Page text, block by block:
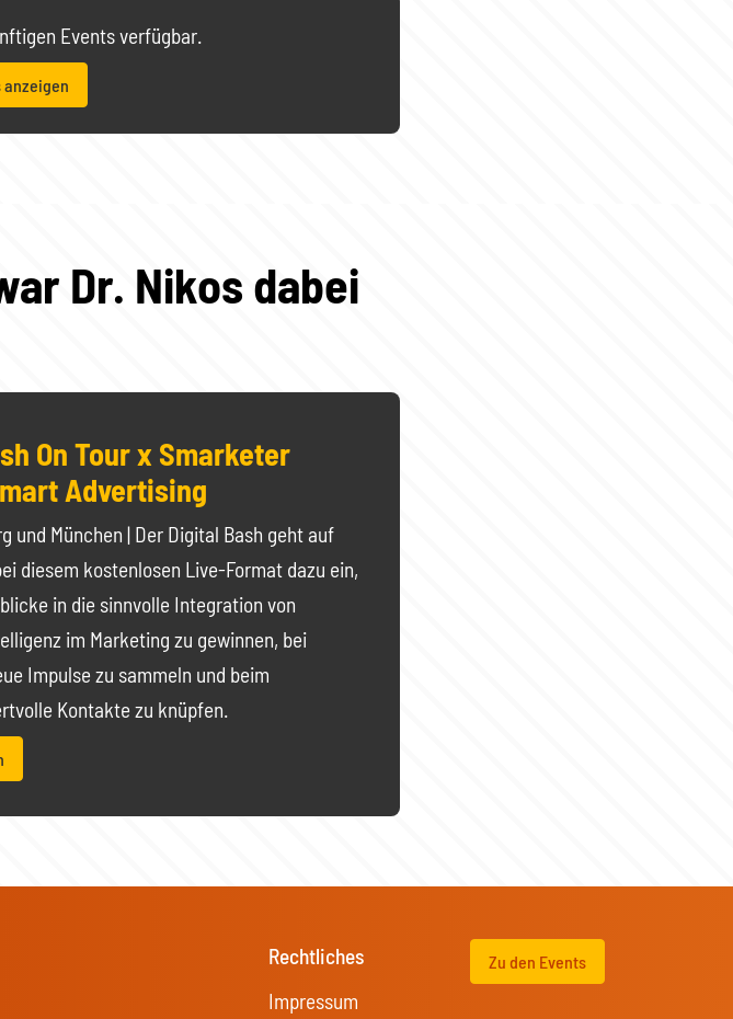
Events verfügbar.
anzeigen
Dr. Nikos dabei
On Tour x Smarketer
Advertising
und München | Der Digital Bash geht auf
diesem kostenlosen Live-Format dazu ein,
in die sinnvolle Integration von
im Marketing zu gewinnen, bei
Impulse zu sammeln und beim
Kontakte zu knüpfen.
Rechtliches
Impressum
Zu den Events